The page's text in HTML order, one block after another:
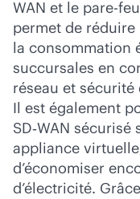
WAN et le pare-
permet de réduire
la consommation
succursales en
réseau et
Il est également
SD‑WAN sécurisé
appliance
d’économiser
d’électricité.